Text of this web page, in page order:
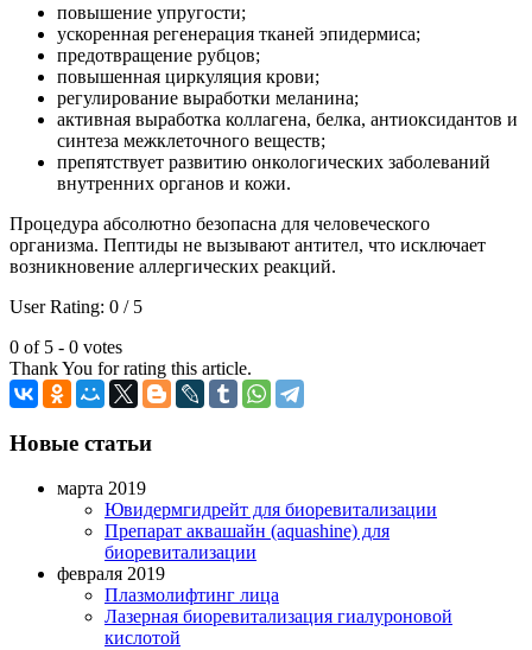
повышение упругости;
ускоренная регенерация тканей эпидермиса;
предотвращение рубцов;
повышенная циркуляция крови;
регулирование выработки меланина;
активная выработка коллагена, белка, антиоксидантов и
синтеза межклеточного веществ;
препятствует развитию онкологических заболеваний
внутренних органов и кожи.
Процедура абсолютно безопасна для человеческого
организма. Пептиды не вызывают антител, что исключает
возникновение аллергических реакций.
User Rating: 0 / 5
0 of 5 - 0 votes
Thank You for rating this article.
Новые статьи
марта 2019
Ювидермгидрейт для биоревитализации
Препарат аквашайн (aquashine) для
биоревитализации
февраля 2019
Плазмолифтинг лица
Лазерная биоревитализация гиалуроновой
кислотой